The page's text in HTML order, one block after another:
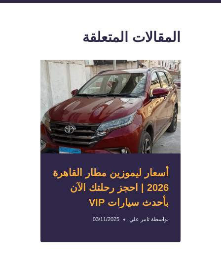
المقالات المتعلقة
أسعار ليموزين مطار القاهرة
2026 | احجز رحلتك الآن
بأحدث سيارات VIP
بواسطة تامر علي 03/11/2025